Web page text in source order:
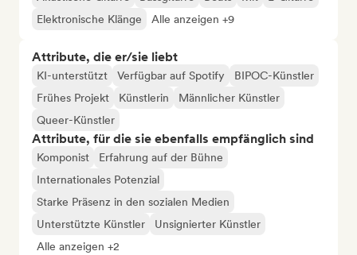
Elektronische Klänge
Alle anzeigen +9
Attribute, die er/sie liebt
KI-unterstützt Verfügbar auf Spotify
BIPOC-Künstler
Frühes Projekt
Künstlerin
Männlicher Künstler
Queer-Künstler
Attribute, für die sie ebenfalls empfänglich sind
Komponist
Erfahrung auf der Bühne
Internationales Potenzial
Starke Präsenz in den sozialen Medien
Unterstützte Künstler
Unsignierter Künstler
Alle anzeigen +2